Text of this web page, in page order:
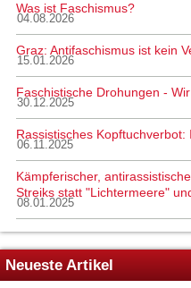
Was ist Faschismus?
04.08.2026
Graz: Antifaschismus ist kein
15.01.2026
Faschistische Drohungen -
30.12.2025
Rassistisches
06.11.2025
Kämpferischer,
Streiks statt "Lichtermeere"
08.01.2025
Neueste Artikel